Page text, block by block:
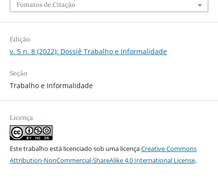
Fomatos de Citação
Edição
v. 5 n. 8 (2022): Dossiê Trabalho e Informalidade
Seção
Trabalho e Informalidade
Licença
Este trabalho está licenciado sob uma licençaCreative Commons
Attribution-NonCommercial-ShareAlike 4.0 International License.